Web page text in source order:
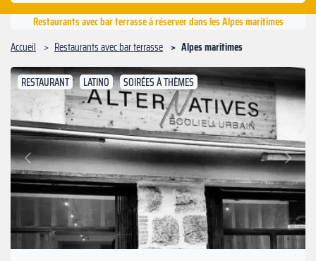
Restaurants avec bar terrasse à réserver dans les Alpes maritimes
Accueil
Restaurants avec bar terrasse Alpes maritimes
RESTAURANT LATINO SOIRÉES À THÈMES
Précédent
Suivant